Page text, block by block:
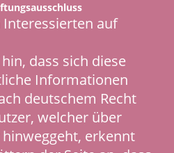
auf
dass sich diese
Informationen
deutschem Recht
welcher über
erkennt